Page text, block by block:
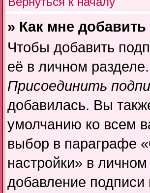
» Как мне
Чтобы добавить
её в личном
Присоединить
добавилась. Вы
умолчанию ко всем
выбор в параграфе
настройки» в
добавление